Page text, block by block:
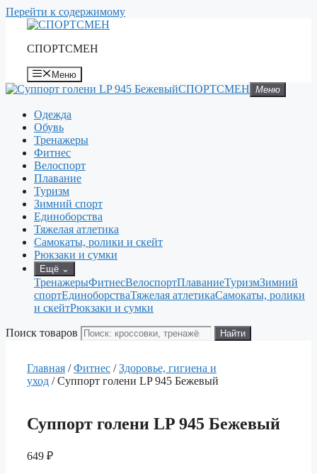
Перейти к содержимому
СПОРТСМЕН
Меню
СПОРТСМЕН Меню
Одежда
Обувь
Тренажеры
Фитнес
Велоспорт
Плавание
Туризм
Зимний спорт
Единоборства
Тяжелая атлетика
Самокаты, ролики и скейт
Рюкзаки и сумки
Ещё ⌄
ТренажерыФитнесВелоспортПлаваниеТуризмЗимний
спортЕдиноборстваТяжелая атлетикаСамокаты, ролики
и скейтРюкзаки и сумки
Поиск товаров Найти
Главная /Фитнес /Здоровье, гигиена и
уход / Суппорт голени LP 945 Бежевый
Суппорт голени LP 945 Бежевый
649 ₽